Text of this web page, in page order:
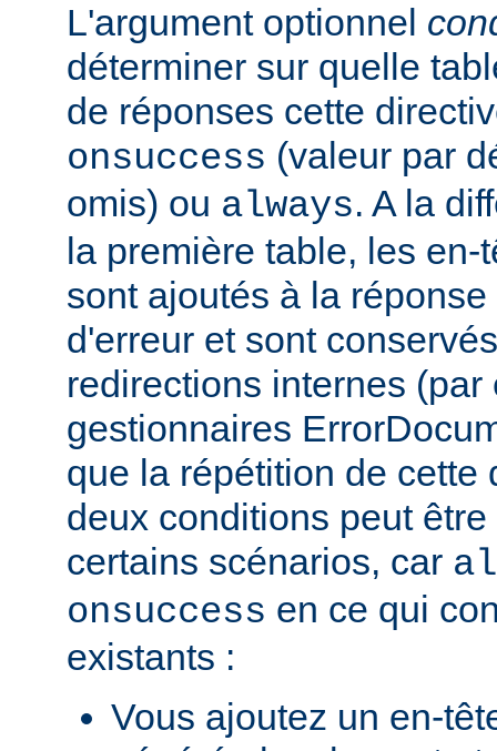
L'argument optionnel
déterminer sur quelle
de réponses cette
onsuccess (valeur par
omis) ou always. A la
la première table, les en-
sont ajoutés à la
d'erreur et sont
redirections internes (par
gestionnaires
que la répétition de cette
deux conditions peut
certains scénarios, car
onsuccess en ce qui
existants :
Vous ajoutez un en-